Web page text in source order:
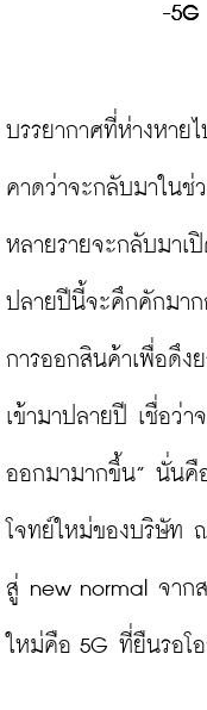
-5G
บรรยากาศที่ห่างหาย
คาดว่าจะกลับมาในช่
หลายรายจะกลับมาเ
ปลายปีนี้จะคึกคักมา
การออกสินค้าเพื่อดึ
เข้ามาปลายปี เชื่อว่
ออกมามากขึ้น” นั่นคื
โจทย์ใหม่ของบริษัท
สู่ new normal จาก
ใหม่คือ 5G ที่ยืนรอโ